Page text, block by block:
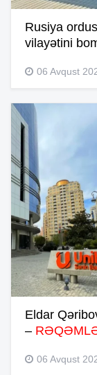
Rusiya
vilayətini
06 Avqust
Eldar
–
06 Avqust